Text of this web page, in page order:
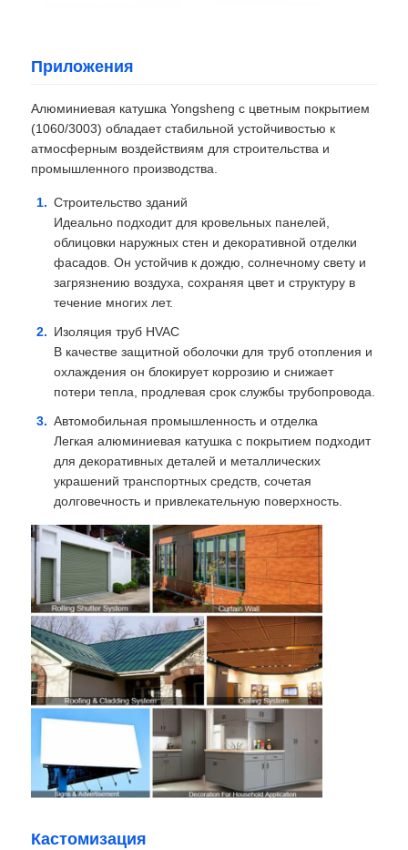
Приложения
Алюминиевая катушка Yongsheng с цветным покрытием
(1060/3003) обладает стабильной устойчивостью к
атмосферным воздействиям для строительства и
промышленного производства.
Строительство зданий
Идеально подходит для кровельных панелей,
облицовки наружных стен и декоративной отделки
фасадов. Он устойчив к дождю, солнечному свету и
загрязнению воздуха, сохраняя цвет и структуру в
течение многих лет.
Изоляция труб HVAC
В качестве защитной оболочки для труб отопления и
охлаждения он блокирует коррозию и снижает
потери тепла, продлевая срок службы трубопровода.
Автомобильная промышленность и отделка
Легкая алюминиевая катушка с покрытием подходит
для декоративных деталей и металлических
украшений транспортных средств, сочетая
долговечность и привлекательную поверхность.
Кастомизация